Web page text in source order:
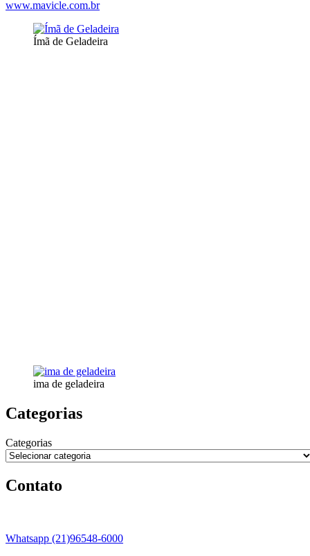
www.mavicle.com.br
Ímã de Geladeira
ima de geladeira
Categorias
Categorias
Contato
Whatsapp (21)96548-6000